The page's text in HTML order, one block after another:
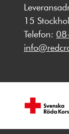
15
Telefon: